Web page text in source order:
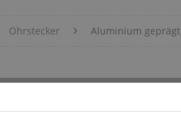
Ohrstecker Aluminium geprägt